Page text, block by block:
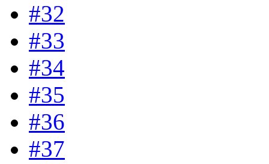
#32
#33
#34
#35
#36
#37